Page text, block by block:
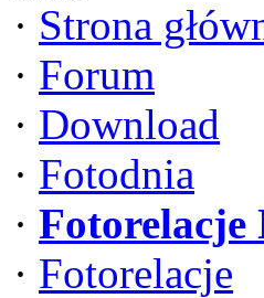
· Strona
· Forum
· Download
· Fotodnia
· Fotorelacje
· Fotorelacje